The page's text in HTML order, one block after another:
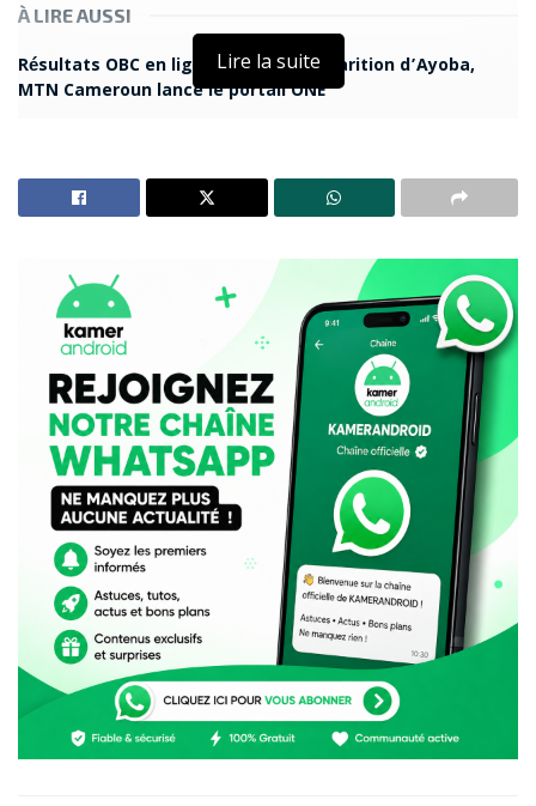
À LIRE AUSSI
Résultats OBC en ligne : après la disparition d’Ayoba,
MTN Cameroun lance le portail ONE
L’application de partage de photos appartenant à
Facebooklance une fonction utilisant l’intelligence
artificielle qui avertira un utilisateur sur le point de
poster un commentaire offensant. Si, par exemple,
quelqu’un écrit «Vous êtes si laid et stupide», il recevra
une notification lui demandant « Êtes-vous sûr de
vouloir poster ceci ? »
Nous pouvons faire plus pour prévenir le
harcèlement sur Instagram et nous pouvons faire plus
pour permettre aux victimes de se défendre», estime
Adam Mosseri, Pdg d’Instagram. Dans son billet de
blog, il indique que les premiers tests de ce système
préventif ont incité certains utilisateurs à modifier les
commentaires offensants avant qu’ils ne soient publiés.
Lire la suite